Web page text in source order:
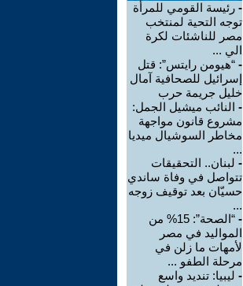
- رئيسة القومي للمرأة
توجه التحية لمنتخب
مصر للناشئات لكرة
الي ...
- “هيومن رايتس”: قتل
إسرائيل للصحافية آمال
خليل جريمة حرب
- النائب ميشيل الجمل:
مشروع قانون مواجهة
مخاطر السوشيال ميديا
...
- لبنان.. التحقيقات
تتواصل في وفاة ساندي
حسيّان بعد توقيف زوجه
...
-
“الصحة”: 15% من
المواليد في مصر
لأمهات ما زلن في
مرحلة الطفو ...
- ليبيا: تنديد واسع